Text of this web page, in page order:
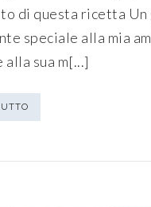
di questa ricetta Un
speciale alla mia
sua m[...]